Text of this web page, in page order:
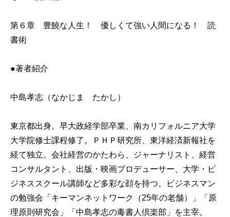
第６章 豊饒な人生！ 優しくて強い人間になる！ 読
書術
●著者紹介
中島孝志（なかじま たかし）
東京都出身。早大政経学部卒業、南カリフォルニア大学
大学院修士課程修了。ＰＨＰ研究所、東洋経済新報社を
経て独立。会社経営のかたわら、ジャーナリスト、経営
コンサルタント、出版・映画プロデューサー、大学・ビ
ジネススクール講師など多彩な顔を持つ。ビジネスマン
の勉強会「キーマンネットワーク（25年の老舗）」「原
理原則研究会」「中島孝志の毒書人倶楽部」を主宰。